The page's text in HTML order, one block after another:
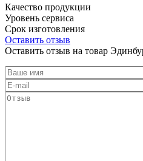
Качество продукции
Уровень сервиса
Срок изготовления
Оставить отзыв
Оставить отзыв на товар